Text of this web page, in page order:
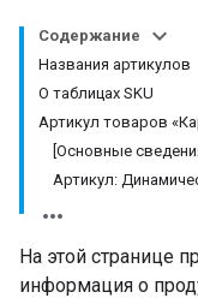
Содержание
Названия артикулов
О таблицах SKU
Артикул товаров
[Основные
Артикул:
На этой странице
информация о